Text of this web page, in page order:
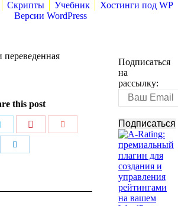
Скрипты Учебник
Хостинги под WP
Версии WordPress
переведенная
this post
ПоделитьсяПоделитьсяПоделиться
Поделиться
Подписаться
на
рассылку: